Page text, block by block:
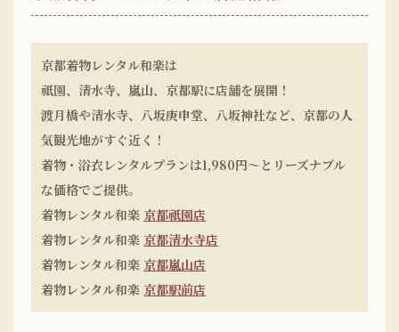
京都着物レンタル和楽は
祇園、清水寺、嵐山、京都駅に店舗を展開！
渡月橋や清水寺、八坂庚申堂、八坂神社など、京都の人
気観光地がすぐ近く！
着物・浴衣レンタルプランは1,980円〜とリーズナブル
な価格でご提供。
着物レンタル和楽 京都祇園店
着物レンタル和楽 京都清水寺店
着物レンタル和楽 京都嵐山店
着物レンタル和楽 京都駅前店